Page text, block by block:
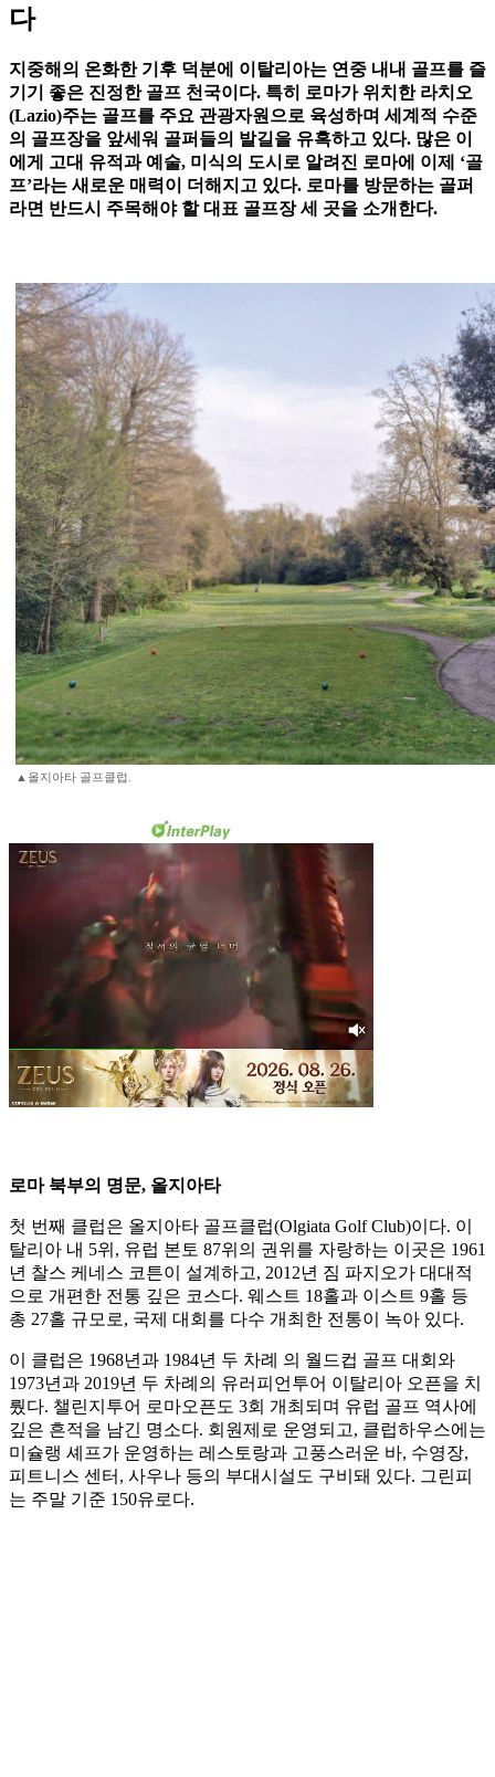
다
지중해의 온화한 기후 덕분에 이탈리아는 연중 내내 골프를 즐
기기 좋은 진정한 골프 천국이다. 특히 로마가 위치한 라치오
(Lazio)주는 골프를 주요 관광자원으로 육성하며 세계적 수준
의 골프장을 앞세워 골퍼들의 발길을 유혹하고 있다. 많은 이
에게 고대 유적과 예술, 미식의 도시로 알려진 로마에 이제 ‘골
프’라는 새로운 매력이 더해지고 있다. 로마를 방문하는 골퍼
라면 반드시 주목해야 할 대표 골프장 세 곳을 소개한다.
▲올지아타 골프클럽.
로마 북부의 명문, 올지아타
첫 번째 클럽은 올지아타 골프클럽(Olgiata Golf Club)이다. 이
탈리아 내 5위, 유럽 본토 87위의 권위를 자랑하는 이곳은 1961
년 찰스 케네스 코튼이 설계하고, 2012년 짐 파지오가 대대적
으로 개편한 전통 깊은 코스다. 웨스트 18홀과 이스트 9홀 등
총 27홀 규모로, 국제 대회를 다수 개최한 전통이 녹아 있다.
이 클럽은 1968년과 1984년 두 차례 의 월드컵 골프 대회와
1973년과 2019년 두 차례의 유러피언투어 이탈리아 오픈을 치
뤘다. 챌린지투어 로마오픈도 3회 개최되며 유럽 골프 역사에
깊은 흔적을 남긴 명소다. 회원제로 운영되고, 클럽하우스에는
미슐랭 셰프가 운영하는 레스토랑과 고풍스러운 바, 수영장,
피트니스 센터, 사우나 등의 부대시설도 구비돼 있다. 그린피
는 주말 기준 150유로다.